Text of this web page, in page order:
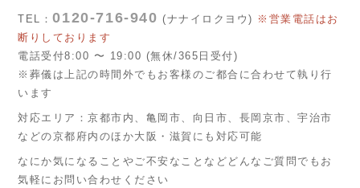
TEL：0120-716-940 (ナナイロクヨウ) ※営業電話はお
断りしております
電話受付8:00 〜 19:00 (無休/365日受付)
※葬儀は上記の時間外でもお客様のご都合に合わせて執り行
います
対応エリア：京都市内、亀岡市、向日市、長岡京市、宇治市
などの京都府内のほか大阪・滋賀にも対応可能
なにか気になることやご不安なことなどどんなご質問でもお
気軽にお問い合わせください